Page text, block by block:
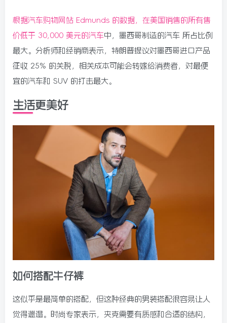
根据汽车购物网站 Edmunds 的数据，在美国销售的所有售
价低于 30,000 美元的汽车中，墨西哥制造的汽车 所占比例
最大。分析师和经销商表示，特朗普提议对墨西哥进口产品
征收 25% 的关税，相关成本可能会转嫁给消费者，对最便
宜的汽车和 SUV 的打击最大。
生活更美好
如何搭配牛仔裤
这似乎是最简单的搭配，但这种经典的男装搭配很容易让人
觉得邋遢。时尚专家表示，夹克需要有质感和合适的结构，